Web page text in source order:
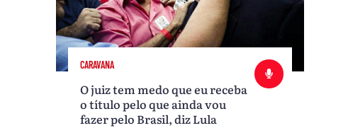
CARAVANA
O juiz tem medo que eu receba
o título pelo que ainda vou
fazer pelo Brasil, diz Lula